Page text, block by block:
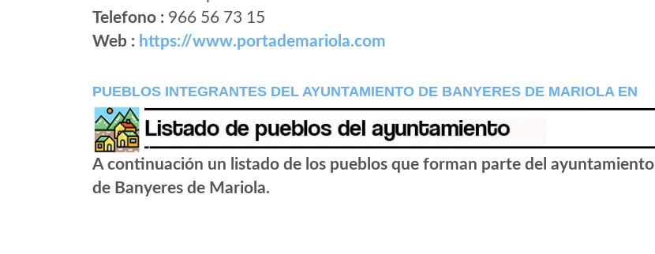
Telefono : 966 56 73 15
Web : https://www.portademariola.com
PUEBLOS INTEGRANTES DEL AYUNTAMIENTO DE BANYERES DE MARIOLA EN
A continuación un listado de los pueblos que forman parte del ayuntamiento
de Banyeres de Mariola.